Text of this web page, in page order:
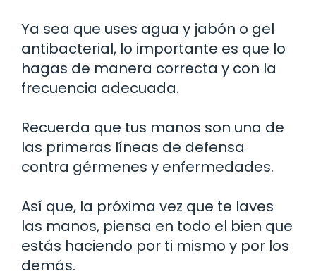
Ya sea que uses agua y jabón o gel
antibacterial, lo importante es que lo
hagas de manera correcta y con la
frecuencia adecuada.
Recuerda que tus manos son una de
las primeras líneas de defensa
contra gérmenes y enfermedades.
Así que, la próxima vez que te laves
las manos, piensa en todo el bien que
estás haciendo por ti mismo y por los
demás.